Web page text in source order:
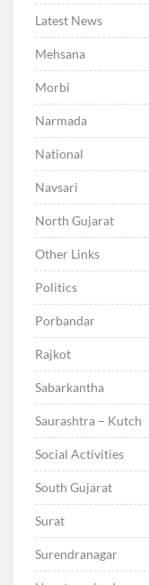
Latest News
Mehsana
Morbi
Narmada
National
Navsari
North Gujarat
Other Links
Politics
Porbandar
Rajkot
Sabarkantha
Saurashtra – Kutch
Social Activities
South Gujarat
Surat
Surendranagar